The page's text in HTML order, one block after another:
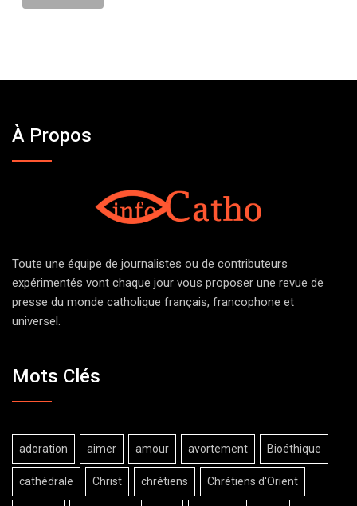
À Propos
Toute une équipe de journalistes ou de contributeurs
expérimentés vont chaque jour vous proposer une revue de
presse du monde catholique français, francophone et
universel.
Mots Clés
adoration aimer amour avortement Bioéthique
cathédrale Christ chrétiens Chrétiens d'Orient